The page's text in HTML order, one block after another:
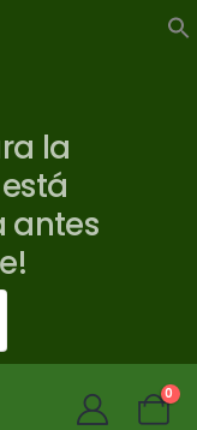
la
antes
0